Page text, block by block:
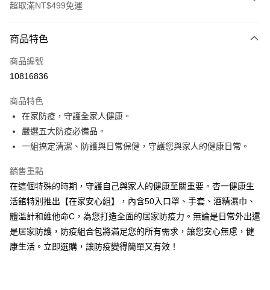
超取滿NT$499免運
信用卡一次付款
信用卡分期付款
合作金庫商業銀行
華南商業銀行
上海商業儲蓄銀行
國泰世華商業銀行
兆豐國際商業銀行
匯豐（台灣）商業銀行
聯邦商業銀行
遠東國際商業銀行
元大商業銀行
永豐商業銀行
台新國際商業銀行
中國信託商業銀行
台灣樂天信用卡公司
6 期 0 利率 每期
華南商業銀行
上海商業儲蓄銀行
台北富邦商業銀行
臺灣中小企業銀行
匯豐（台灣）商業銀行
華泰商業銀行
聯邦商業銀行
遠東國際商業銀行
元大商業銀行
永豐商業銀行
玉山商業銀行
星展（台灣）商業銀行
台灣樂天信用卡公司
LINE Pay
Apple Pay
街口支付
悠遊付
Google Pay
商品特色
商品編號
10816836
商品特色
在家防疫，守護全家人健康。
嚴選五大防疫必備品。
一組搞定清潔、防護與日常保健，守護您與家人的健康日常。
銷售重點
在這個特殊的時期，守護自己與家人的健康至關重要。杏一健康生
活館特別推出【在家安心組】，內含50入口罩、手套、酒精濕巾、
體溫計和維他命C，為您打造全面的居家防疫力。無論是日常外出還
是居家防護，防疫組合包將滿足您的所有需求，讓您安心無慮，健
康生活。立即選購，讓防疫變得簡單又有效！